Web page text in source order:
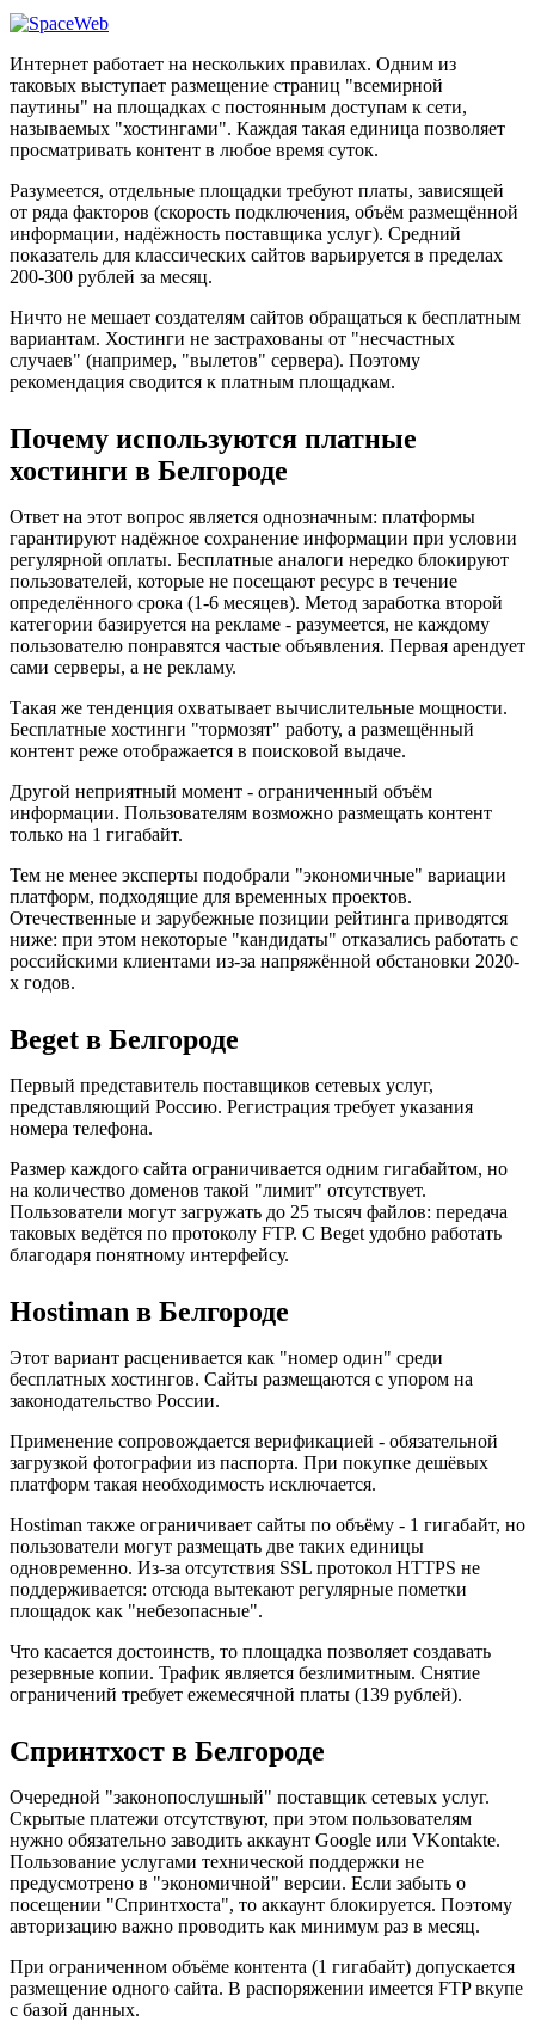
Интернет работает на нескольких правилах. Одним из
таковых выступает размещение страниц "всемирной
паутины" на площадках с постоянным доступам к сети,
называемых "хостингами". Каждая такая единица позволяет
просматривать контент в любое время суток.
Разумеется, отдельные площадки требуют платы, зависящей
от ряда факторов (скорость подключения, объём размещённой
информации, надёжность поставщика услуг). Средний
показатель для классических сайтов варьируется в пределах
200-300 рублей за месяц.
Ничто не мешает создателям сайтов обращаться к бесплатным
вариантам. Хостинги не застрахованы от "несчастных
случаев" (например, "вылетов" сервера). Поэтому
рекомендация сводится к платным площадкам.
Почему используются платные
хостинги в Белгороде
Ответ на этот вопрос является однозначным: платформы
гарантируют надёжное сохранение информации при условии
регулярной оплаты. Бесплатные аналоги нередко блокируют
пользователей, которые не посещают ресурс в течение
определённого срока (1-6 месяцев). Метод заработка второй
категории базируется на рекламе - разумеется, не каждому
пользователю понравятся частые объявления. Первая арендует
сами серверы, а не рекламу.
Такая же тенденция охватывает вычислительные мощности.
Бесплатные хостинги "тормозят" работу, а размещённый
контент реже отображается в поисковой выдаче.
Другой неприятный момент - ограниченный объём
информации. Пользователям возможно размещать контент
только на 1 гигабайт.
Тем не менее эксперты подобрали "экономичные" вариации
платформ, подходящие для временных проектов.
Отечественные и зарубежные позиции рейтинга приводятся
ниже: при этом некоторые "кандидаты" отказались работать с
российскими клиентами из-за напряжённой обстановки 2020-
х годов.
Beget в Белгороде
Первый представитель поставщиков сетевых услуг,
представляющий Россию. Регистрация требует указания
номера телефона.
Размер каждого сайта ограничивается одним гигабайтом, но
на количество доменов такой "лимит" отсутствует.
Пользователи могут загружать до 25 тысяч файлов: передача
таковых ведётся по протоколу FTP. С Beget удобно работать
благодаря понятному интерфейсу.
Hostiman в Белгороде
Этот вариант расценивается как "номер один" среди
бесплатных хостингов. Сайты размещаются с упором на
законодательство России.
Применение сопровождается верификацией - обязательной
загрузкой фотографии из паспорта. При покупке дешёвых
платформ такая необходимость исключается.
Hostiman также ограничивает сайты по объёму - 1 гигабайт, но
пользователи могут размещать две таких единицы
одновременно. Из-за отсутствия SSL протокол HTTPS не
поддерживается: отсюда вытекают регулярные пометки
площадок как "небезопасные".
Что касается достоинств, то площадка позволяет создавать
резервные копии. Трафик является безлимитным. Снятие
ограничений требует ежемесячной платы (139 рублей).
Спринтхост в Белгороде
Очередной "законопослушный" поставщик сетевых услуг.
Скрытые платежи отсутствуют, при этом пользователям
нужно обязательно заводить аккаунт Google или VKontakte.
Пользование услугами технической поддержки не
предусмотрено в "экономичной" версии. Если забыть о
посещении "Спринтхоста", то аккаунт блокируется. Поэтому
авторизацию важно проводить как минимум раз в месяц.
При ограниченном объёме контента (1 гигабайт) допускается
размещение одного сайта. В распоряжении имеется FTP вкупе
с базой данных.